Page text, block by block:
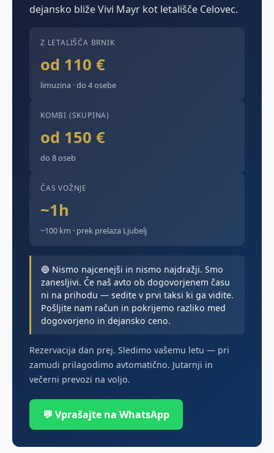
dejansko bliže Vivi Mayr kot letališče Celovec.
Z LETALIŠČA BRNIK
od 110 €
limuzina · do 4 osebe
KOMBI (SKUPINA)
od 150 €
do 8 oseb
ČAS VOŽNJE
~1h
~100 km · prek prelaza Ljubelj
🔵 Nismo najcenejši in nismo najdražji. Smo
zanesljivi. Če naš avto ob dogovorjenem času
ni na prihodu — sedite v prvi taksi ki ga vidite.
Pošljite nam račun in pokrijemo razliko med
dogovorjeno in dejansko ceno.
Rezervacija dan prej. Sledimo vašemu letu — pri
zamudi prilagodimo avtomatično. Jutarnji in
večerni prevozi na voljo.
💬 Vprašajte na WhatsApp